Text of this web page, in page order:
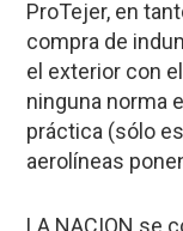
ProTejer, en
compra de
el exterior con
ninguna norma
práctica (sólo
aerolíneas
LA NACION se